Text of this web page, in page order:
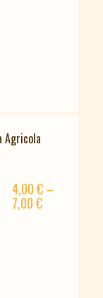
4,00€–
7,00€